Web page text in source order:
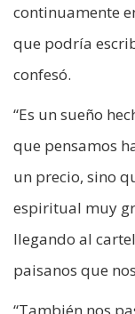
continuamente
que podría
confesó.
“Es un sueño
que pensamos
un precio, sino
espiritual muy
llegando al
paisanos que
“También nos